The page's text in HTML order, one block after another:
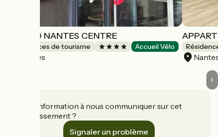
ADAGIO NANTES CENTRE
Résidences de tourisme Accueil Vélo
Nantes
Une information à nous communiquer sur cet
établissement ?
Signaler un problème